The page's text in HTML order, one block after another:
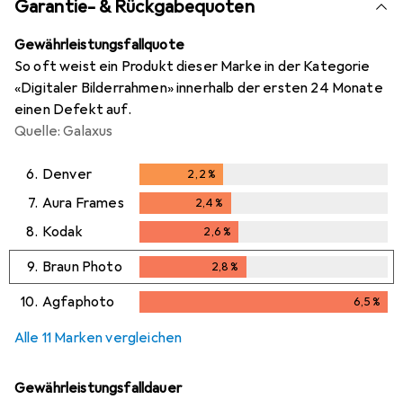
Garantie- & Rückgabequoten
Gewährleistungsfallquote
So oft weist ein Produkt dieser Marke in der Kategorie
«Digitaler Bilderrahmen» innerhalb der ersten 24 Monate
einen Defekt auf.
Quelle: Galaxus
6. Denver 2,2%
7. Aura Frames 2,4%
8. Kodak 2,6%
9. Braun Photo 2,8%
10. Agfaphoto 6,5%
Alle 11 Marken vergleichen
Gewährleistungsfalldauer